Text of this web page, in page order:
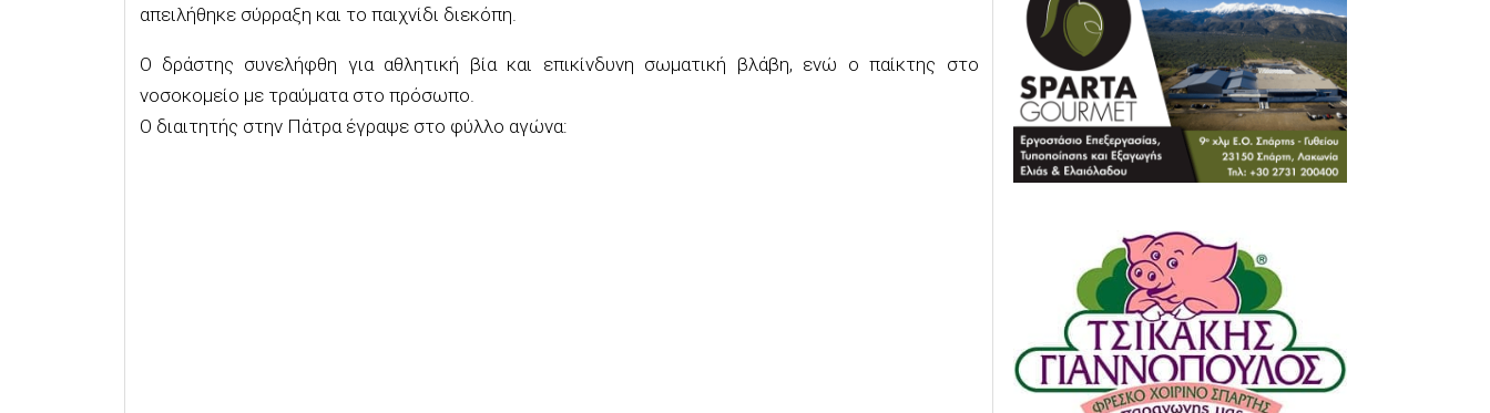
απειλήθηκε σύρραξη και το παιχνίδι διεκόπη.
Ο δράστης συνελήφθη για αθλητική βία και επικίνδυνη σωματική βλάβη, ενώ ο παίκτης στο
νοσοκομείο με τραύματα στο πρόσωπο.
Ο διαιτητής στην Πάτρα έγραψε στο φύλλο αγώνα: